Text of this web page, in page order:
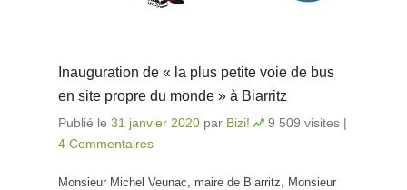
Inauguration de « la plus petite voie de bus
en site propre du monde » à Biarritz
Publié le 31 janvier 2020 par Bizi! 9 509 visites |
4 Commentaires
Monsieur Michel Veunac, maire de Biarritz, Monsieur